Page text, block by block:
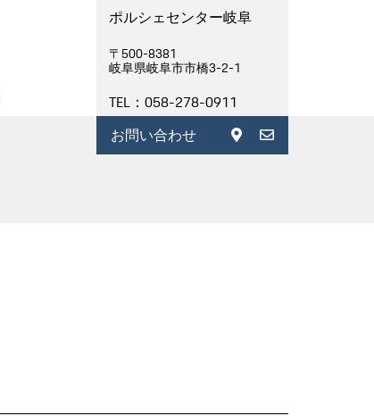
ポルシェセンター岐阜
〒500-8381
岐阜県岐阜市市橋3-2-1
TEL：058-278-0911
お問い合わせ